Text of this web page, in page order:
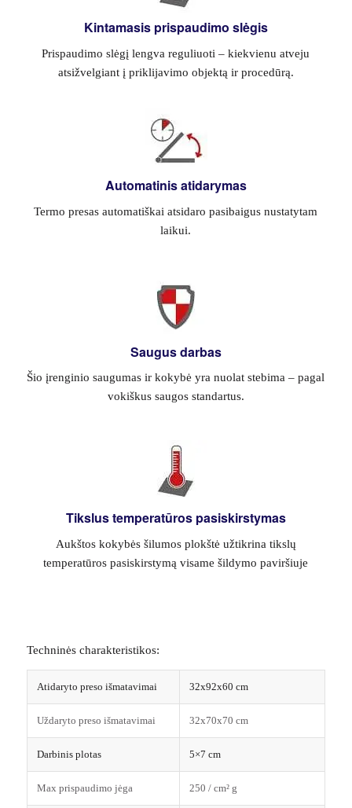
Kintamasis prispaudimo slėgis
Prispaudimo slėgį lengva reguliuoti – kiekvienu atveju
atsižvelgiant į priklijavimo objektą ir procedūrą.
Automatinis atidarymas
Termo presas automatiškai atsidaro pasibaigus nustatytam
laikui.
Saugus darbas
Šio įrenginio saugumas ir kokybė yra nuolat stebima – pagal
vokiškus saugos standartus.
Tikslus temperatūros pasiskirstymas
Aukštos kokybės šilumos plokštė užtikrina tikslų
temperatūros pasiskirstymą visame šildymo paviršiuje
Techninės charakteristikos:
Atidaryto preso išmatavimai 32x92x60 cm
Uždaryto preso išmatavimai 32x70x70 cm
Darbinis plotas 5×7 cm
Max prispaudimo jėga 250 / cm² g